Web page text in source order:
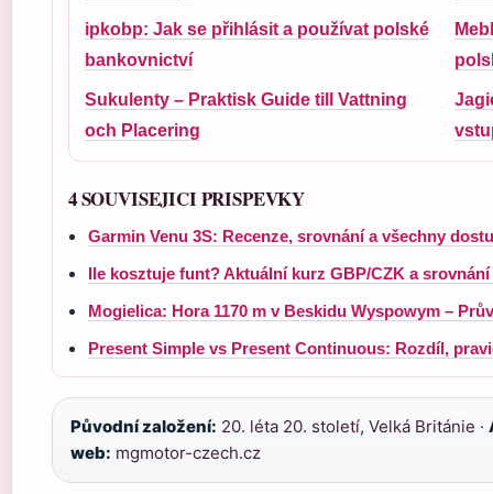
ipkobp: Jak se přihlásit a používat polské
bankovnictví
Sukulenty – Praktisk Guide till Vattning
och Placering
4 SOUVISEJICI PRISPEVKY
Garmin Venu 3S: Recenze, srovnání a všechny
Ile kosztuje funt? Aktuální kurz GBP/CZK a srovnání
Mogielica: Hora 1170 m v Beskidu Wyspowym –
Present Simple vs Present Continuous: Rozdíl,
Původní založení: 20. léta 20. století, Velká Británie ·
web: mgmotor-czech.cz